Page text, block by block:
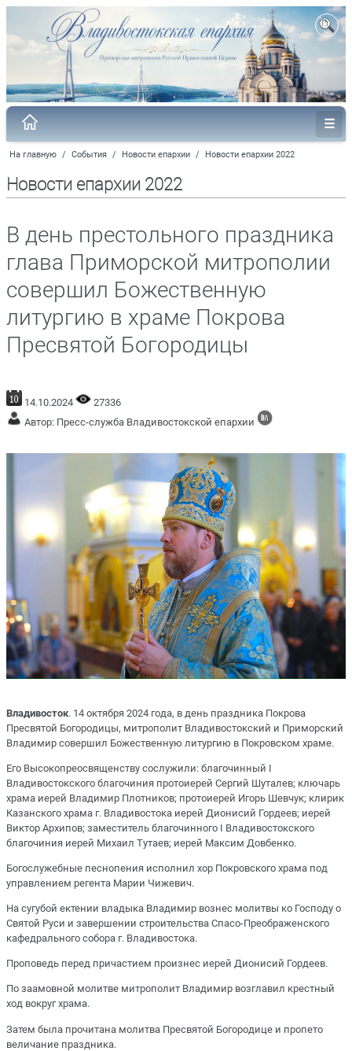
На главную / События / Новости епархии / Новости епархии 2022
Новости епархии 2022
В день престольного праздника
глава Приморской митрополии
совершил Божественную
литургию в храме Покрова
Пресвятой Богородицы
14.10.2024
27336
Автор: Пресс-служба Владивостокской епархии
Владивосток. 14 октября 2024 года, в день праздника Покрова
Пресвятой Богородицы, митрополит Владивостокский и Приморский
Владимир совершил Божественную литургию в Покровском храме.
Его Высокопреосвященству сослужили: благочинный I
Владивостокского благочиния протоиерей Сергий Шуталев; ключарь
храма иерей Владимир Плотников; протоиерей Игорь Шевчук; клирик
Казанского храма г. Владивостока иерей Дионисий Гордеев; иерей
Виктор Архипов; заместитель благочинного I Владивостокского
благочиния иерей Михаил Тутаев; иерей Максим Довбенко.
Богослужебные песнопения исполнил хор Покровского храма под
управлением регента Марии Чижевич.
На сугубой ектении владыка Владимир вознес молитвы ко Господу о
Святой Руси и завершении строительства Спасо-Преображенского
кафедрального собора г. Владивостока.
Проповедь перед причастием произнес иерей Дионисий Гордеев.
По заамовной молитве митрополит Владимир возглавил крестный
ход вокруг храма.
Затем была прочитана молитва Пресвятой Богородице и пропето
величание праздника.